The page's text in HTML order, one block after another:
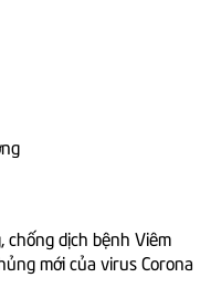
chống dịch bệnh Viêm
mới của virus Corona